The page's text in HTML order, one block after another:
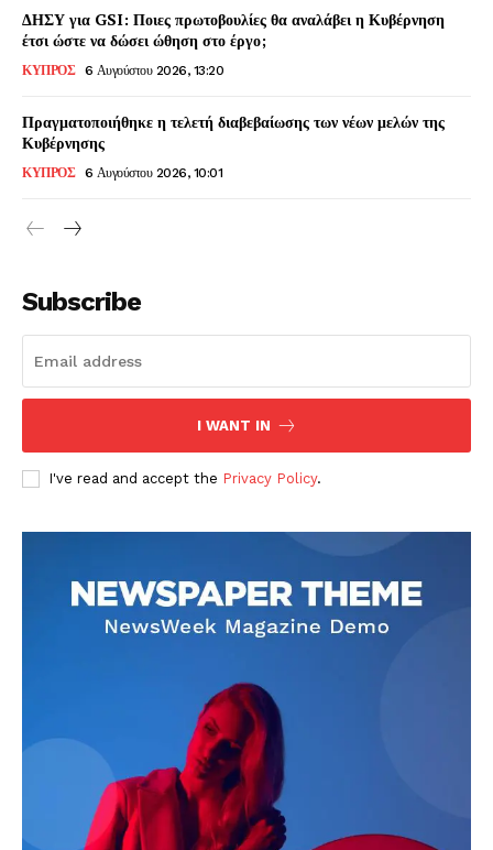
ΔΗΣΥ για GSI: Ποιες πρωτοβουλίες θα αναλάβει η Κυβέρνηση
έτσι ώστε να δώσει ώθηση στο έργο;
ΚΥΠΡΟΣ 6 Αυγούστου 2026, 13:20
Πραγματοποιήθηκε η τελετή διαβεβαίωσης των νέων μελών της
Κυβέρνησης
ΚΥΠΡΟΣ 6 Αυγούστου 2026, 10:01
Subscribe
I WANT IN
I've read and accept the Privacy Policy.